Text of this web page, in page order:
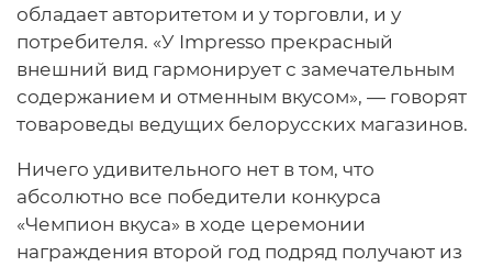
обладает авторитетом и у торговли, и у
потребителя. «У Impresso прекрасный
внешний вид гармонирует с замечательным
содержанием и отменным вкусом», — говорят
товароведы ведущих белорусских магазинов.
Ничего удивительного нет в том, что
абсолютно все победители конкурса
«Чемпион вкуса» в ходе церемонии
награждения второй год подряд получают из